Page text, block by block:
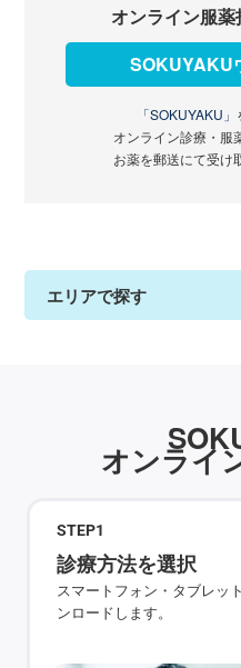
オンライン服
SOKUYAKU
「SOKUYAKU」
オンライン診療・服
お薬を郵送にて受け
エリアで探す
オンライ
STEP1
診療方法を選択
スマートフォン・タブレッ
ンロードします。